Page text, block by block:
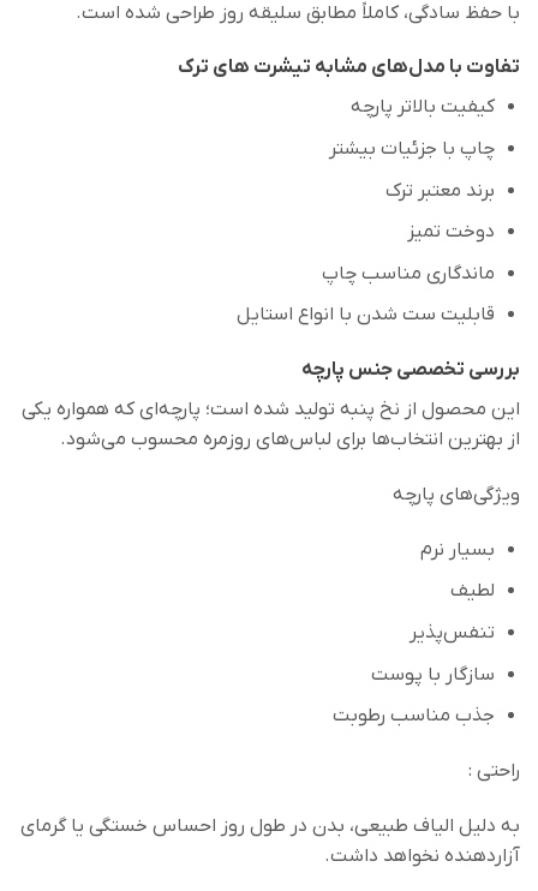
با حفظ سادگی، کاملاً مطابق سلیقه روز طراحی شده است.
تفاوت با مدل‌های مشابه تیشرت های ترک
کیفیت بالاتر پارچه
چاپ با جزئیات بیشتر
برند معتبر ترک
دوخت تمیز
ماندگاری مناسب چاپ
قابلیت ست شدن با انواع استایل
بررسی تخصصی جنس پارچه
این محصول از نخ پنبه تولید شده است؛ پارچه‌ای که همواره یکی
از بهترین انتخاب‌ها برای لباس‌های روزمره محسوب می‌شود.
ویژگی‌های پارچه
بسیار نرم
لطیف
تنفس‌پذیر
سازگار با پوست
جذب مناسب رطوبت
راحتی :
به دلیل الیاف طبیعی، بدن در طول روز احساس خستگی یا گرمای
آزاردهنده نخواهد داشت.